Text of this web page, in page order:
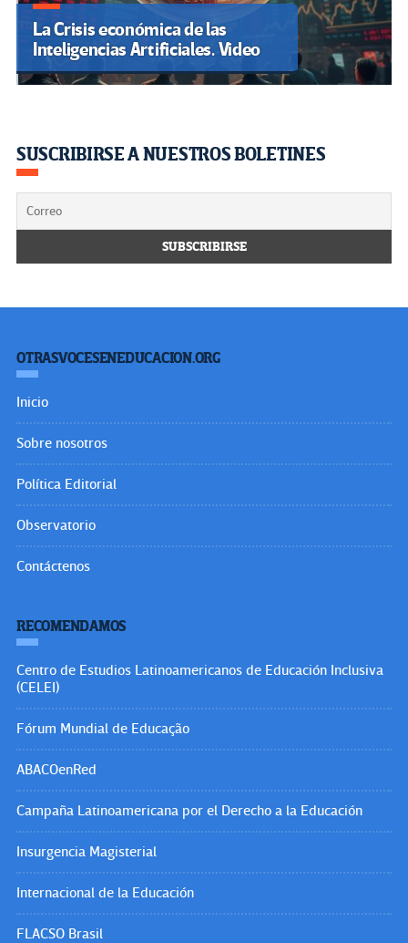
La Crisis económica de las
Inteligencias Artificiales. Video
SUSCRIBIRSE A NUESTROS BOLETINES
OTRASVOCESENEDUCACION.ORG
Inicio
Sobre nosotros
Política Editorial
Observatorio
Contáctenos
RECOMENDAMOS
Centro de Estudios Latinoamericanos de Educación Inclusiva
(CELEI)
Fórum Mundial de Educação
ABACOenRed
Campaña Latinoamericana por el Derecho a la Educación
Insurgencia Magisterial
Internacional de la Educación
FLACSO Brasil